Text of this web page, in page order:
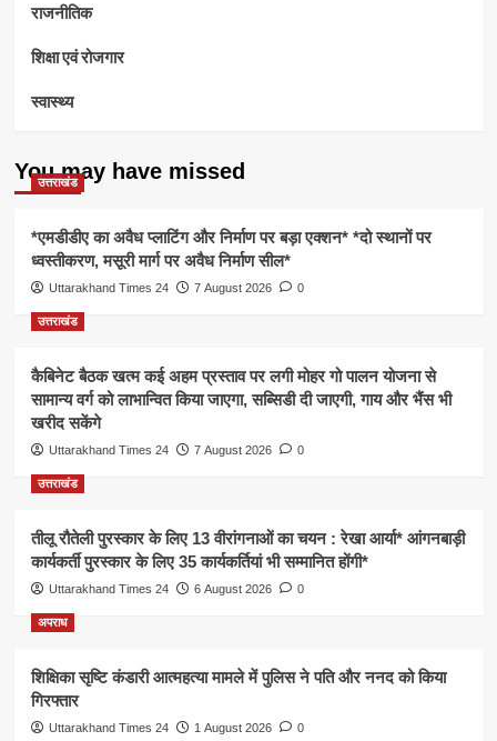
राजनीतिक
शिक्षा एवं रोजगार
स्वास्थ्य
You may have missed
उत्तराखंड
*एमडीडीए का अवैध प्लाटिंग और निर्माण पर बड़ा एक्शन* *दो स्थानों पर
ध्वस्तीकरण, मसूरी मार्ग पर अवैध निर्माण सील*
Uttarakhand Times 24 7 August 2026 0
उत्तराखंड
कैबिनेट बैठक खत्म कई अहम प्रस्ताव पर लगी मोहर गो पालन योजना से
सामान्य वर्ग को लाभान्वित किया जाएगा, सब्सिडी दी जाएगी, गाय और भैंस भी
खरीद सकेंगे
Uttarakhand Times 24 7 August 2026 0
उत्तराखंड
तीलू रौतेली पुरस्कार के लिए 13 वीरांगनाओं का चयन : रेखा आर्या* आंगनबाड़ी
कार्यकर्ती पुरस्कार के लिए 35 कार्यकर्तियां भी सम्मानित होंगी*
Uttarakhand Times 24 6 August 2026 0
अपराध
शिक्षिका सृष्टि कंडारी आत्महत्या मामले में पुलिस ने पति और ननद को किया
गिरफ्तार
Uttarakhand Times 24 1 August 2026 0